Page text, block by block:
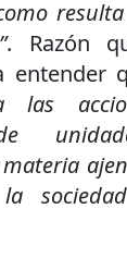
. Razón
entender
a las